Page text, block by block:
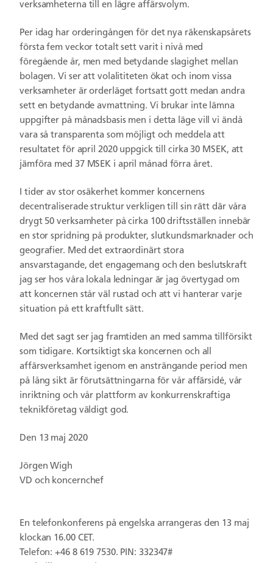
verksamheterna till en lägre affärsvolym.
Per idag har orderingången för det nya räkenskapsårets
första fem veckor totalt sett varit i nivå med
föregående år, men med betydande slagighet mellan
bolagen. Vi ser att volalititeten ökat och inom vissa
verksamheter är orderläget fortsatt gott medan andra
sett en betydande avmattning. Vi brukar inte lämna
uppgifter på månadsbasis men i detta läge vill vi ändå
vara så transparenta som möjligt och meddela att
resultatet för april 2020 uppgick till cirka 30 MSEK, att
jämföra med 37 MSEK i april månad förra året.
I tider av stor osäkerhet kommer koncernens
decentraliserade struktur verkligen till sin rätt där våra
drygt 50 verksamheter på cirka 100 driftsställen innebär
en stor spridning på produkter, slutkundsmarknader och
geografier. Med det extraordinärt stora
ansvarstagande, det engagemang och den beslutskraft
jag ser hos våra lokala ledningar är jag övertygad om
att koncernen står väl rustad och att vi hanterar varje
situation på ett kraftfullt sätt.
Med det sagt ser jag framtiden an med samma tillförsikt
som tidigare. Kortsiktigt ska koncernen och all
affärsverksamhet igenom en ansträngande period men
på lång sikt är förutsättningarna för vår affärsidé, vår
inriktning och vår plattform av konkurrenskraftiga
teknikföretag väldigt god.
Den 13 maj 2020
Jörgen Wigh
VD och koncernchef
En telefonkonferens på engelska arrangeras den 13 maj
klockan 16.00 CET.
Telefon: +46 8 619 7530. PIN: 332347#